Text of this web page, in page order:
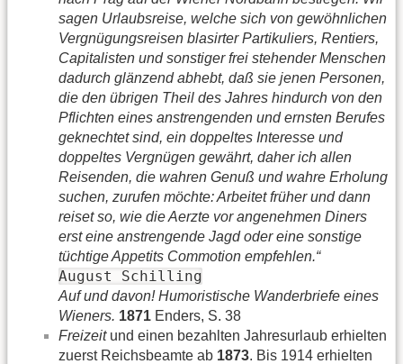
sagen Urlaubsreise, welche sich von gewöhnlichen
Vergnügungsreisen blasirter Partikuliers, Rentiers,
Capitalisten und sonstiger frei stehender Menschen
dadurch glänzend abhebt, daß sie jenen Personen,
die den übrigen Theil des Jahres hindurch von den
Pflichten eines anstrengenden und ernsten Berufes
geknechtet sind, ein doppeltes Interesse und
doppeltes Vergnügen gewährt, daher ich allen
Reisenden, die wahren Genuß und wahre Erholung
suchen, zurufen möchte: Arbeitet früher und dann
reiset so, wie die Aerzte vor angenehmen Diners
erst eine anstrengende Jagd oder eine sonstige
tüchtige Appetits Commotion empfehlen.“
August Schilling
Auf und davon! Humoristische Wanderbriefe eines
Wieners. 1871 Enders, S. 38
Freizeitund einen bezahlten Jahresurlaub erhielten
zuerst Reichsbeamte ab 1873. Bis 1914 erhielten